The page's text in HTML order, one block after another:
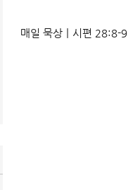
매일 묵상ㅣ시편 28:8-9